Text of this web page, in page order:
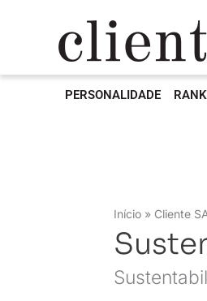
PERSONALIDADE
Início Cliente